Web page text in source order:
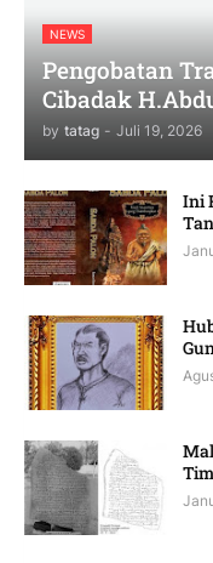
NEWS
Pengobatan
Cibadak
by tatag - Juli 19, 2026
Ini